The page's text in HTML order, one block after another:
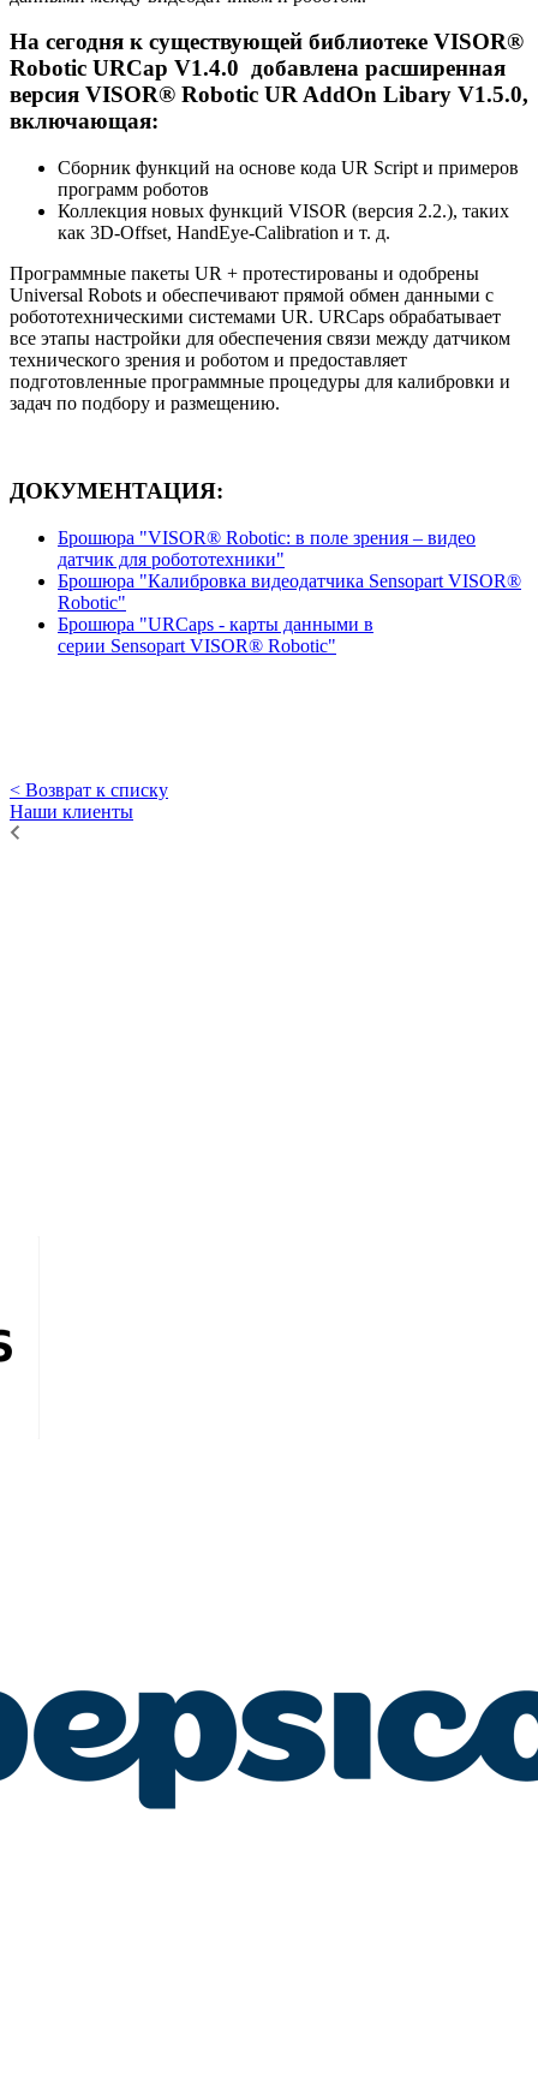
На сегодня к существующей библиотеке VISOR®
Robotic URCap V1.4.0 добавлена расширенная
версия VISOR® Robotic UR AddOn Libary V1.5.0,
включающая:
Сборник функций на основе кода UR Script и примеров
программ роботов
Коллекция новых функций VISOR (версия 2.2.), таких
как 3D-Offset, HandEye-Calibration и т. д.
Программные пакеты UR + протестированы и одобрены
Universal Robots и обеспечивают прямой обмен данными с
робототехническими системами UR. URCaps обрабатывает
все этапы настройки для обеспечения связи между датчиком
технического зрения и роботом и предоставляет
подготовленные программные процедуры для калибровки и
задач по подбору и размещению.
ДОКУМЕНТАЦИЯ:
Брошюра "VISOR® Robotic: в поле зрения – видео
датчик для робототехники"
Брошюра "Калибровка видеодатчика Sensopart VISOR®
Robotic"
Брошюра "URCaps - карты данными в
серии Sensopart VISOR® Robotic"
< Возврат к списку
Наши клиенты